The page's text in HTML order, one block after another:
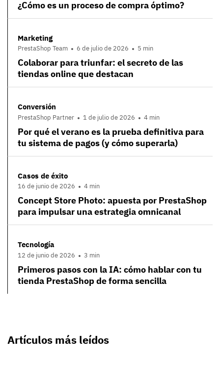
¿Cómo es un proceso de compra óptimo?
Marketing
PrestaShop Team 6 de julio de 2026 5 min
Colaborar para triunfar: el secreto de las
tiendas online que destacan
Conversión
PrestaShop Partner 1 de julio de 2026 4 min
Por qué el verano es la prueba definitiva para
tu sistema de pagos (y cómo superarla)
Casos de éxito
16 de junio de 2026 4 min
Concept Store Photo: apuesta por PrestaShop
para impulsar una estrategia omnicanal
Tecnología
12 de junio de 2026 3 min
Primeros pasos con la IA: cómo hablar con tu
tienda PrestaShop de forma sencilla
Artículos más leídos